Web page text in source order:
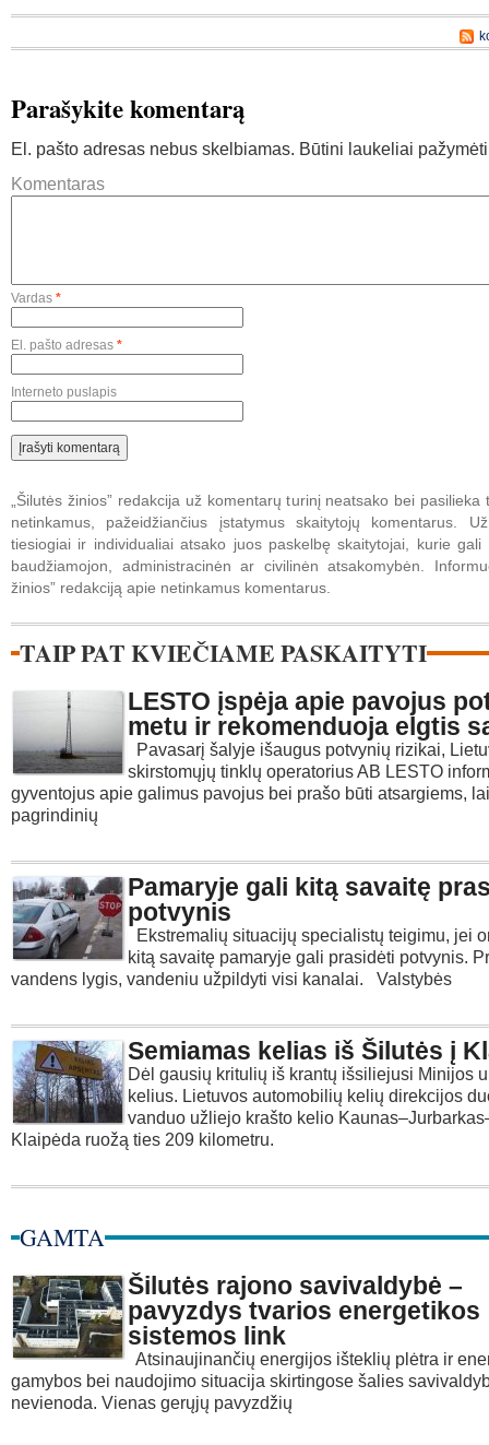
Parašykite komentarą
El. pašto adresas nebus skelbiamas. Būtini laukeliai
Komentaras
Vardas *
El. pašto adresas *
Interneto puslapis
„Šilutės žinios” redakcija už komentarų turinį neatsako bei pasilieka
netinkamus, pažeidžiančius įstatymus skaitytojų komentarus.
tiesiogiai ir individualiai atsako juos paskelbę skaitytojai, kurie gali
baudžiamojon, administracinėn ar civilinėn atsakomybėn.
žinios” redakciją apie netinkamus komentarus.
TAIP PAT KVIEČIAME PASKAITYTI
LESTO įspėja apie pavojus
metu ir rekomenduoja elgtis
Pavasarį šalyje išaugus potvynių rizikai,
skirstomųjų tinklų operatorius AB LESTO
gyventojus apie galimus pavojus bei prašo būti atsargiems,
pagrindinių
Pamaryje gali kitą savaitę
potvynis
Ekstremalių situacijų specialistų teigimu, jei
kitą savaitę pamaryje gali prasidėti potvynis.
vandens lygis, vandeniu užpildyti visi kanalai. Valstybės
Semiamas kelias iš Šilutės į
Dėl gausių kritulių iš krantų išsiliejusi Minijos
kelius. Lietuvos automobilių kelių direkcijos
vanduo užliejo krašto kelio
Klaipėda ruožą ties 209 kilometru.
GAMTA
Šilutės rajono savivaldybė –
pavyzdys tvarios energetikos
sistemos link
Atsinaujinančių energijos išteklių plėtra ir
gamybos bei naudojimo situacija skirtingose šalies
nevienoda. Vienas gerųjų pavyzdžių